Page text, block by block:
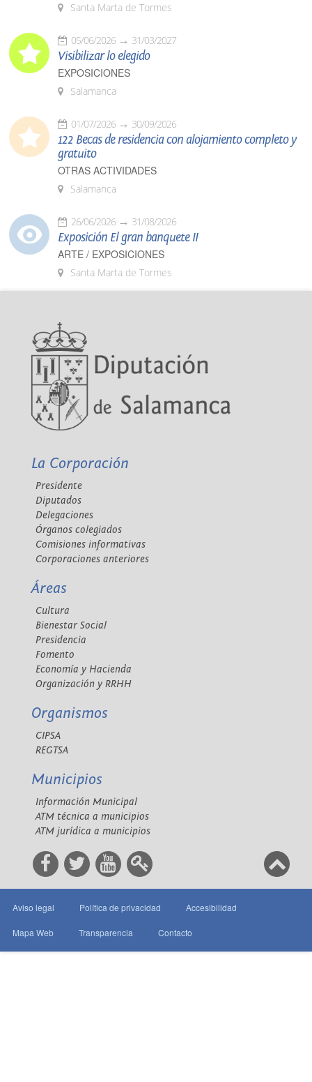
Santa Marta de Tormes
05/06/2026 31/03/2027
Visibilizar lo elegido
EXPOSICIONES
Salamanca
01/07/2026 30/09/2026
122 Becas de residencia con alojamiento completo y
gratuito
OTRAS ACTIVIDADES
Salamanca
26/06/2026 31/08/2026
Exposición El gran banquete II
ARTE / EXPOSICIONES
Santa Marta de Tormes
La Corporación
Presidente
Diputados
Delegaciones
Órganos colegiados
Comisiones informativas
Corporaciones anteriores
Áreas
Cultura
Bienestar Social
Presidencia
Fomento
Economía y Hacienda
Organización y RRHH
Organismos
CIPSA
REGTSA
Municipios
Información Municipal
ATM técnica a municipios
ATM jurídica a municipios
Aviso legal Política de privacidad Accesibilidad
Mapa Web Transparencia Contacto